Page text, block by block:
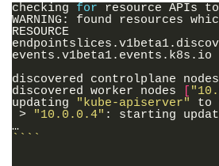
checking for resource APIs to
WARNING:
found resources
RESOURCE
events.v1beta1.events.k8s.io
discovered
controlplane nodes
discovered worker nodes
updating
"kube-apiserver" to
>
"10.0.0.4" : starting
````